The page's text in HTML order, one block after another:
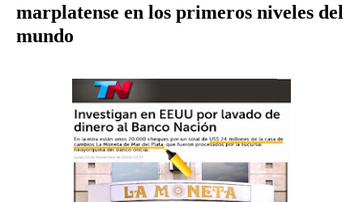
marplatense en los primeros niveles del
mundo